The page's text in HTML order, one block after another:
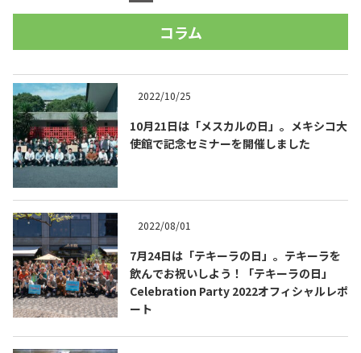
コラム
2022/10/25
10月21日は「メスカルの日」。メキシコ大
使館で記念セミナーを開催しました
2022/08/01
7月24日は「テキーラの日」。テキーラを
飲んでお祝いしよう！「テキーラの日」
Celebration Party 2022オフィシャルレポ
ート